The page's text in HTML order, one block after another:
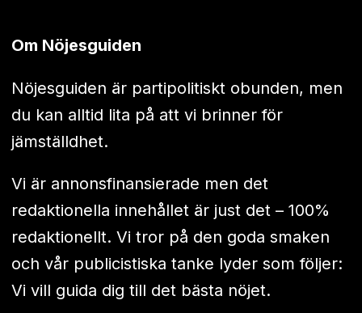
Om Nöjesguiden
Nöjesguiden är partipolitiskt obunden, men
du kan alltid lita på att vi brinner för
jämställdhet.
Vi är annonsfinansierade men det
redaktionella innehållet är just det – 100%
redaktionellt. Vi tror på den goda smaken
och vår publicistiska tanke lyder som följer:
Vi vill guida dig till det bästa nöjet.